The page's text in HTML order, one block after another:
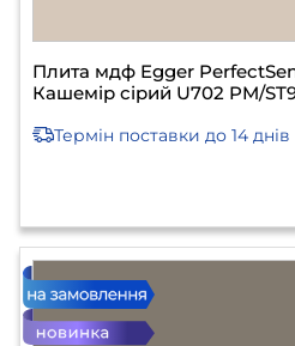
Плита мдф Egger
Кашемір сірий U702 PM/
Термін поставки до 14 днів